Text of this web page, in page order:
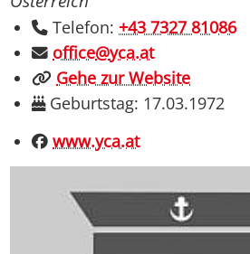
Telefon:+43 7327 81086
office@yca.at
Gehe zur Website
Geburtstag: 17.03.1972
Facebook:
www.yca.at